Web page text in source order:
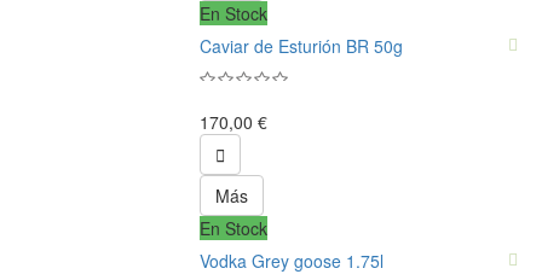
En Stock
Caviar de Esturión BR 50g
170,00 €

Más
En Stock
Vodka Grey goose 1.75l